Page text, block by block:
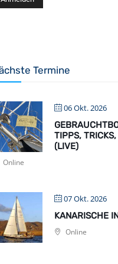
Termine
06 Okt. 2026
TIPPS,
(LIVE)
Online
07 Okt. 2026
KANARISCHE
Online